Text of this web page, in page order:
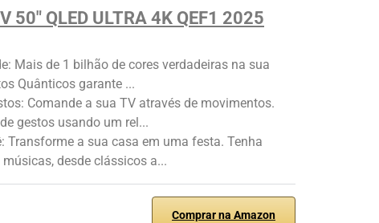
50" QLED ULTRA 4K QEF1 2025
Mais de 1 bilhão de cores verdadeiras na sua
Quânticos garante ...
Comande a sua TV através de movimentos.
gestos usando um rel...
Transforme a sua casa em uma festa. Tenha
desde clássicos a...
Comprar na Amazon